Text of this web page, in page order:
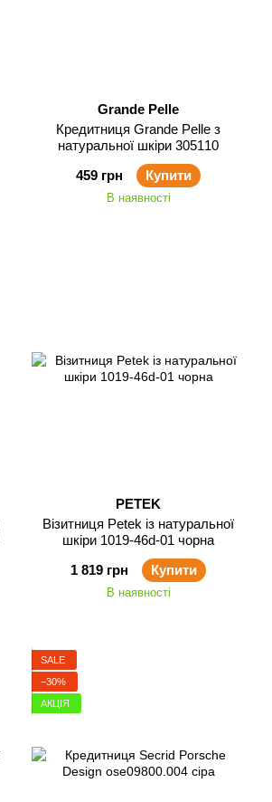
Grande Pelle
Кредитниця Grande Pelle з
натуральної шкіри 305110
459 грн
Купити
В наявності
PETEK
Візитниця Petek із натуральної
шкіри 1019-46d-01 чорна
1 819 грн
Купити
В наявності
SALE
−30%
АКЦІЯ